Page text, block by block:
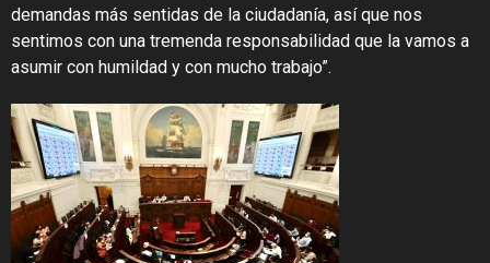
demandas más sentidas de la ciudadanía, así que nos
sentimos con una tremenda responsabilidad que la vamos a
asumir con humildad y con mucho trabajo”.